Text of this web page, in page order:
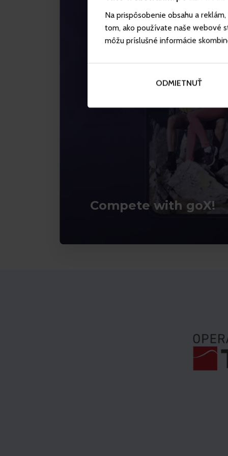
Na prispôsobenie obsahu a
tom, ako používate naše webové
môžu príslušné informácie
ODMIETNUŤ
Compete with goX!